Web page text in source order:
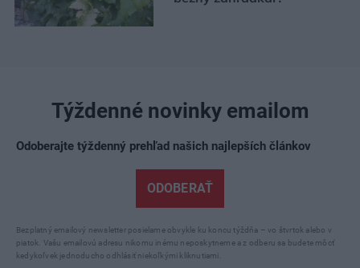
Týždenné novinky emailom
Odoberajte týždenný prehľad našich najlepších článkov
ODOBERAŤ
Bezplatný emailový newsletter posielame obvykle ku koncu týždňa – vo štvrtok alebo v
piatok. Vašu emailovú adresu nikomu inému neposkytneme a z odberu sa budete môcť
kedykoľvek jednoducho odhlásiť niekoľkými kliknutiami.